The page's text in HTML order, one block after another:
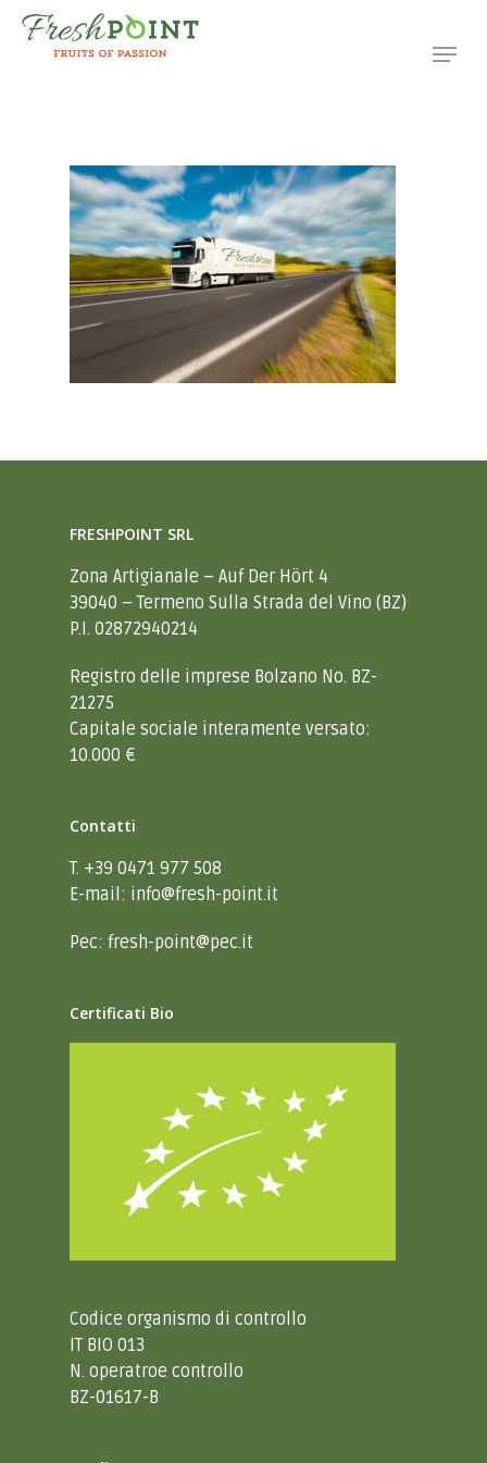
FRESHPOINT SRL
Zona Artigianale – Auf Der Hört 4
39040 – Termeno Sulla Strada del Vino (BZ)
P.I. 02872940214
Registro delle imprese Bolzano No. BZ-
21275
Capitale sociale interamente versato:
10.000 €
Contatti
T. +39 0471 977 508
E-mail: info@fresh-point.it
Pec: fresh-point@pec.it
Certificati Bio
Codice organismo di controllo
IT BIO 013
N. operatroe controllo
BZ-01617-B